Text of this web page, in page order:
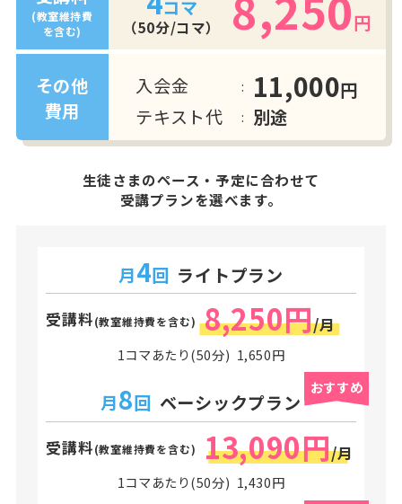
(教室維持費
を含む)
コマ
（50分/コマ） 円
その他
費用
入会金 11,000円
テキスト代
別途
生徒さまのペース・予定に合わせて
受講プランを選べます。
月4回 ライトプラン
受講料(教室維持費を含む) 8,250円/月
1コマあたり(50分) 1,650円
おすすめ
月8回 ベーシックプラン
受講料(教室維持費を含む) 13,090円/月
1コマあたり(50分) 1,430円